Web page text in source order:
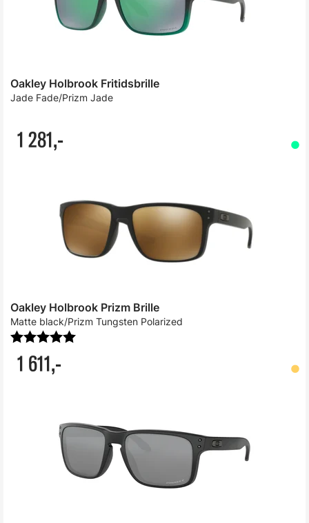
Oakley Holbrook Fritidsbrille
Jade Fade/Prizm Jade
1 281,-
Oakley Holbrook Prizm Brille
Matte black/Prizm Tungsten Polarized
1 611,-
Karakter: